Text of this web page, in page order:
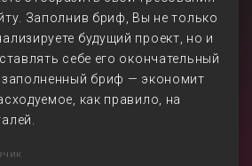
Заполнив бриф, Вы не только
будущий проект, но и
себе его окончательный
заполненный бриф — экономит
как правило, на